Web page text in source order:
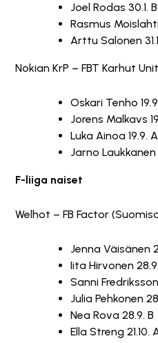
Joel Rodas 30.1. B
Rasmus Moislahti
Arttu Salonen
Nokian KrP – FBT Karhut
Oskari Tenho
Jorens Malkavs
Luka Ainoa 19.9. A
Jarno Laukkanen
F-liiga naiset
Welhot – FB Factor
Jenna Väisänen
Iita Hirvonen
Sanni
Julia Pehkonen
Nea Rova 28.9. B
Ella Streng 21.10.